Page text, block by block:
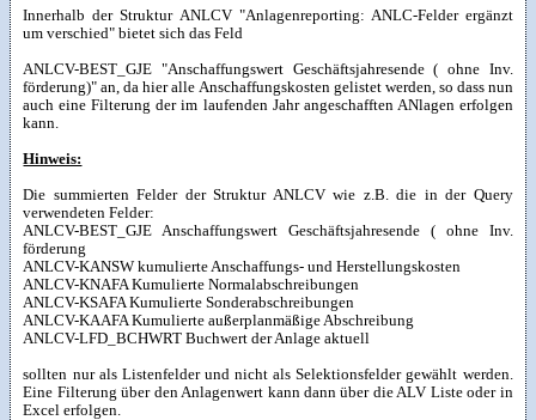
Innerhalb der Struktur ANLCV "Anlagenreporting: ANLC-Felder ergänzt
um verschied" bietet sich das Feld
ANLCV-BEST_GJE "Anschaffungswert Geschäftsjahresende ( ohne Inv.
förderung)" an, da hier alle Anschaffungskosten gelistet werden, so dass nun
auch eine Filterung der im laufenden Jahr angeschafften ANlagen erfolgen
kann.
Hinweis:
Die summierten Felder der Struktur ANLCV wie z.B. die in der Query
verwendeten Felder:
ANLCV-BEST_GJE Anschaffungswert Geschäftsjahresende ( ohne Inv.
förderung
ANLCV-KANSW kumulierte Anschaffungs- und Herstellungskosten
ANLCV-KNAFA Kumulierte Normalabschreibungen
ANLCV-KSAFA Kumulierte Sonderabschreibungen
ANLCV-KAAFA Kumulierte außerplanmäßige Abschreibung
ANLCV-LFD_BCHWRT Buchwert der Anlage aktuell
sollten nur als Listenfelder und nicht als Selektionsfelder gewählt werden.
Eine Filterung über den Anlagenwert kann dann über die ALV Liste oder in
Excel erfolgen.